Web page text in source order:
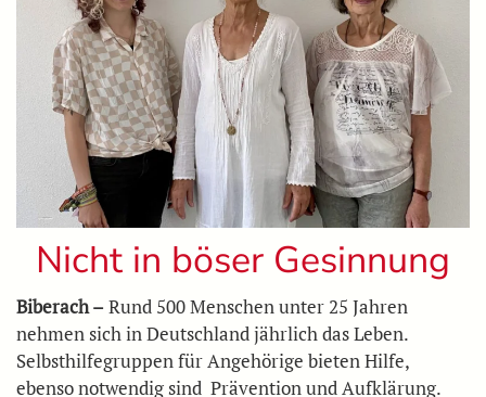
Nicht in böser Gesinnung
Biberach – Rund 500 Menschen unter 25 Jahren
nehmen sich in Deutschland jährlich das Leben.
Selbsthilfegruppen für Angehörige bieten Hilfe,
ebenso notwendig sind Prävention und Aufklärung.